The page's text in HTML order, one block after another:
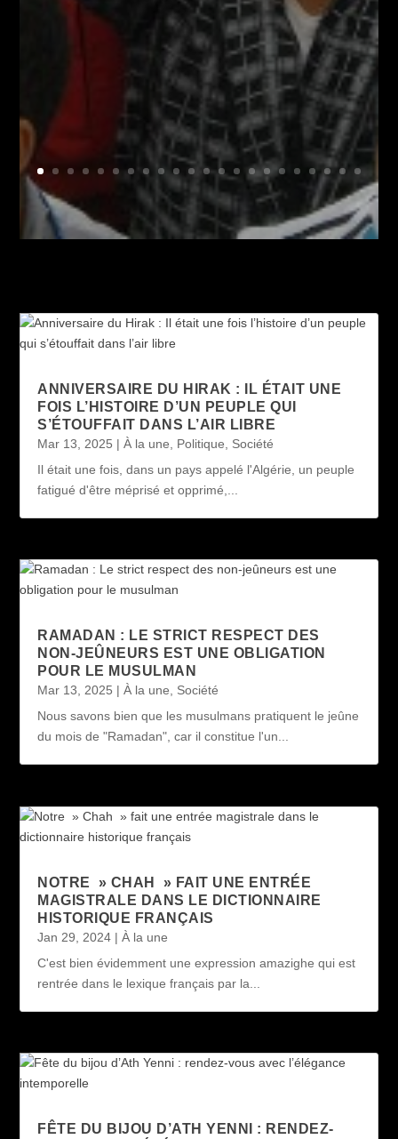
ANNIVERSAIRE DU HIRAK : IL ÉTAIT UNE
FOIS L’HISTOIRE D’UN PEUPLE QUI
S’ÉTOUFFAIT DANS L’AIR LIBRE
Mar 13, 2025 |À la une Politique
Société
Il était une fois, dans un pays appelé l'Algérie, un peuple
fatigué d'être méprisé et opprimé,...
RAMADAN : LE STRICT RESPECT DES
NON-JEÛNEURS EST UNE OBLIGATION
POUR LE MUSULMAN
Mar 13, 2025 |À la une, Société
Nous savons bien que les musulmans pratiquent le jeûne
du mois de "Ramadan", car il constitue l'un...
NOTRE » CHAH » FAIT UNE ENTRÉE
MAGISTRALE DANS LE DICTIONNAIRE
HISTORIQUE FRANÇAIS
Jan 29, 2024 |À la une
C'est bien évidemment une expression amazighe qui est
rentrée dans le lexique français par la...
FÊTE DU BIJOU D’ATH YENNI : RENDEZ-